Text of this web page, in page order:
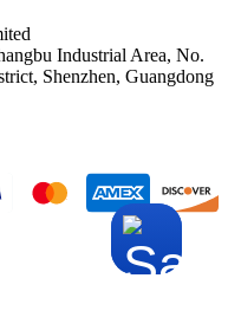
Industrial Area, No.
Shenzhen, Guangdong